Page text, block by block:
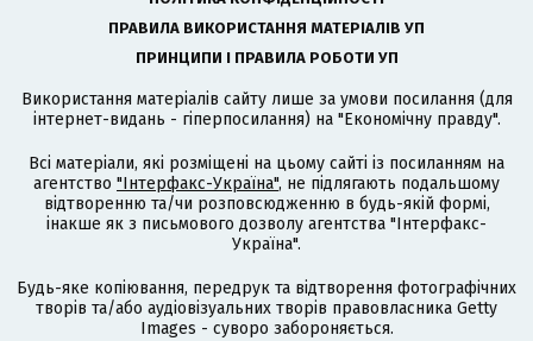
ПРАВИЛА ВИКОРИСТАННЯ МАТЕРІАЛІВ УП
ПРИНЦИПИ І ПРАВИЛА РОБОТИ УП
Використання матеріалів сайту лише за умови посилання (для
інтернет-видань - гіперпосилання) на "Економічну правду".
Всі матеріали, які розміщені на цьому сайті із посиланням на
агентство "Інтерфакс-Україна", не підлягають подальшому
відтворенню та/чи розповсюдженню в будь-якій формі,
інакше як з письмового дозволу агентства "Інтерфакс-
Україна".
Будь-яке копіювання, передрук та відтворення фотографічних
творів та/або аудіовізуальних творів правовласника Getty
Images - суворо забороняється.